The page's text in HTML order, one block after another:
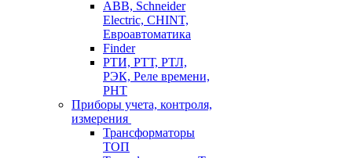
ABB, Schneider
Electric, CHINT,
Евроавтоматика
Finder
РТИ, РТТ, РТЛ,
РЭК, Реле времени,
РНТ
Приборы учета, контроля,
измерения
Трансформаторы
ТОП